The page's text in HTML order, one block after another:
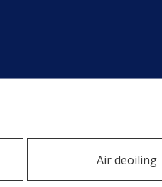
Air deoiling